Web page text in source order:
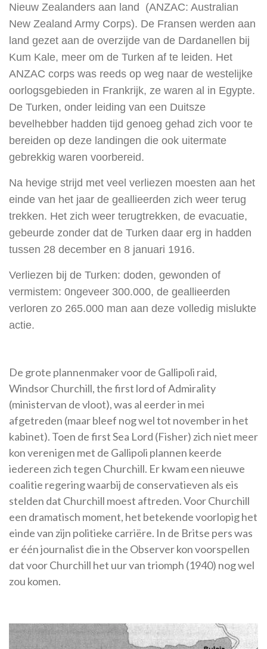
Nieuw Zealanders aan land (ANZAC: Australian
New Zealand Army Corps). De Fransen werden aan
land gezet aan de overzijde van de Dardanellen bij
Kum Kale, meer om de Turken af te leiden. Het
ANZAC corps was reeds op weg naar de westelijke
oorlogsgebieden in Frankrijk, ze waren al in Egypte.
De Turken, onder leiding van een Duitsze
bevelhebber hadden tijd genoeg gehad zich voor te
bereiden op deze landingen die ook uitermate
gebrekkig waren voorbereid.
Na hevige strijd met veel verliezen moesten aan het
einde van het jaar de geallieerden zich weer terug
trekken. Het zich weer terugtrekken, de evacuatie,
gebeurde zonder dat de Turken daar erg in hadden
tussen 28 december en 8 januari 1916.
Verliezen bij de Turken: doden, gewonden of
vermistem: 0ngeveer 300.000, de geallieerden
verloren zo 265.000 man aan deze volledig mislukte
actie.
De grote plannenmaker voor de Gallipoli raid,
Windsor Churchill, the first lord of Admirality
(ministervan de vloot), was al eerder in mei
afgetreden (maar bleef nog wel tot november in het
kabinet). Toen de first Sea Lord (Fisher) zich niet meer
kon verenigen met de Gallipoli plannen keerde
iedereen zich tegen Churchill. Er kwam een nieuwe
coalitie regering waarbij de conservatieven als eis
stelden dat Churchill moest aftreden. Voor Churchill
een dramatisch moment, het betekende voorlopig het
einde van zijn politieke carriëre. In de Britse pers was
er één journalist die in the Observer kon voorspellen
dat voor Churchill het uur van triomph (1940) nog wel
zou komen.